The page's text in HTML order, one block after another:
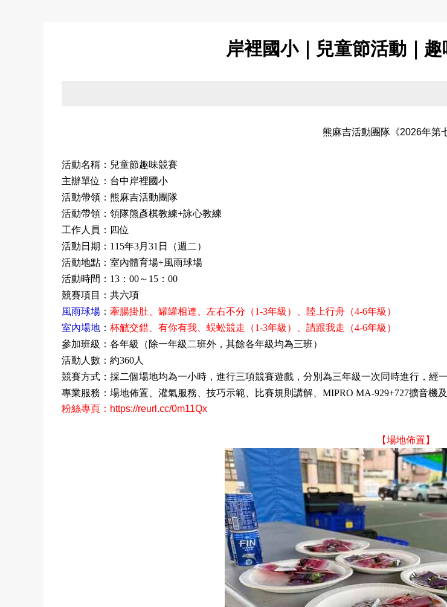
岸裡國小｜兒童節活動｜
熊麻吉活動團隊《2026年第
活動名稱：兒童節趣味競賽
主辦單位：台中岸裡國小
活動帶領：熊麻吉活動團隊
活動帶領：領隊熊彥棋教練+詠心教練
工作人員：四位
活動日期： 115年3月31 日（週二）
活動地點：室內體育場+風雨球場
活動時間： 13 ： 00～ 15 ： 00
競賽項目：共六項
風雨球場 ： 牽腸掛肚、罐罐相連、左右不分（1-3年級）、陸上行舟（4-6年級）
室內場地 ： 杯觥交錯、有你有我、蜈蚣競走（1-3年級）、請跟我走（4-6年級）
參加班級：各年級（除一年級二班外，其餘各年級均為三班）
活動人數：約360人
競賽方式：採二個場地均為一小時，進行三項競賽遊戲，分別為三年級一次同時進行，經
專業服務：場地佈置、灌氣服務、技巧示範、比賽規則講解、
MIPRO MA-929+727擴音機
粉絲專頁 ： https://reurl.cc/0m11Qx
【場地佈置】